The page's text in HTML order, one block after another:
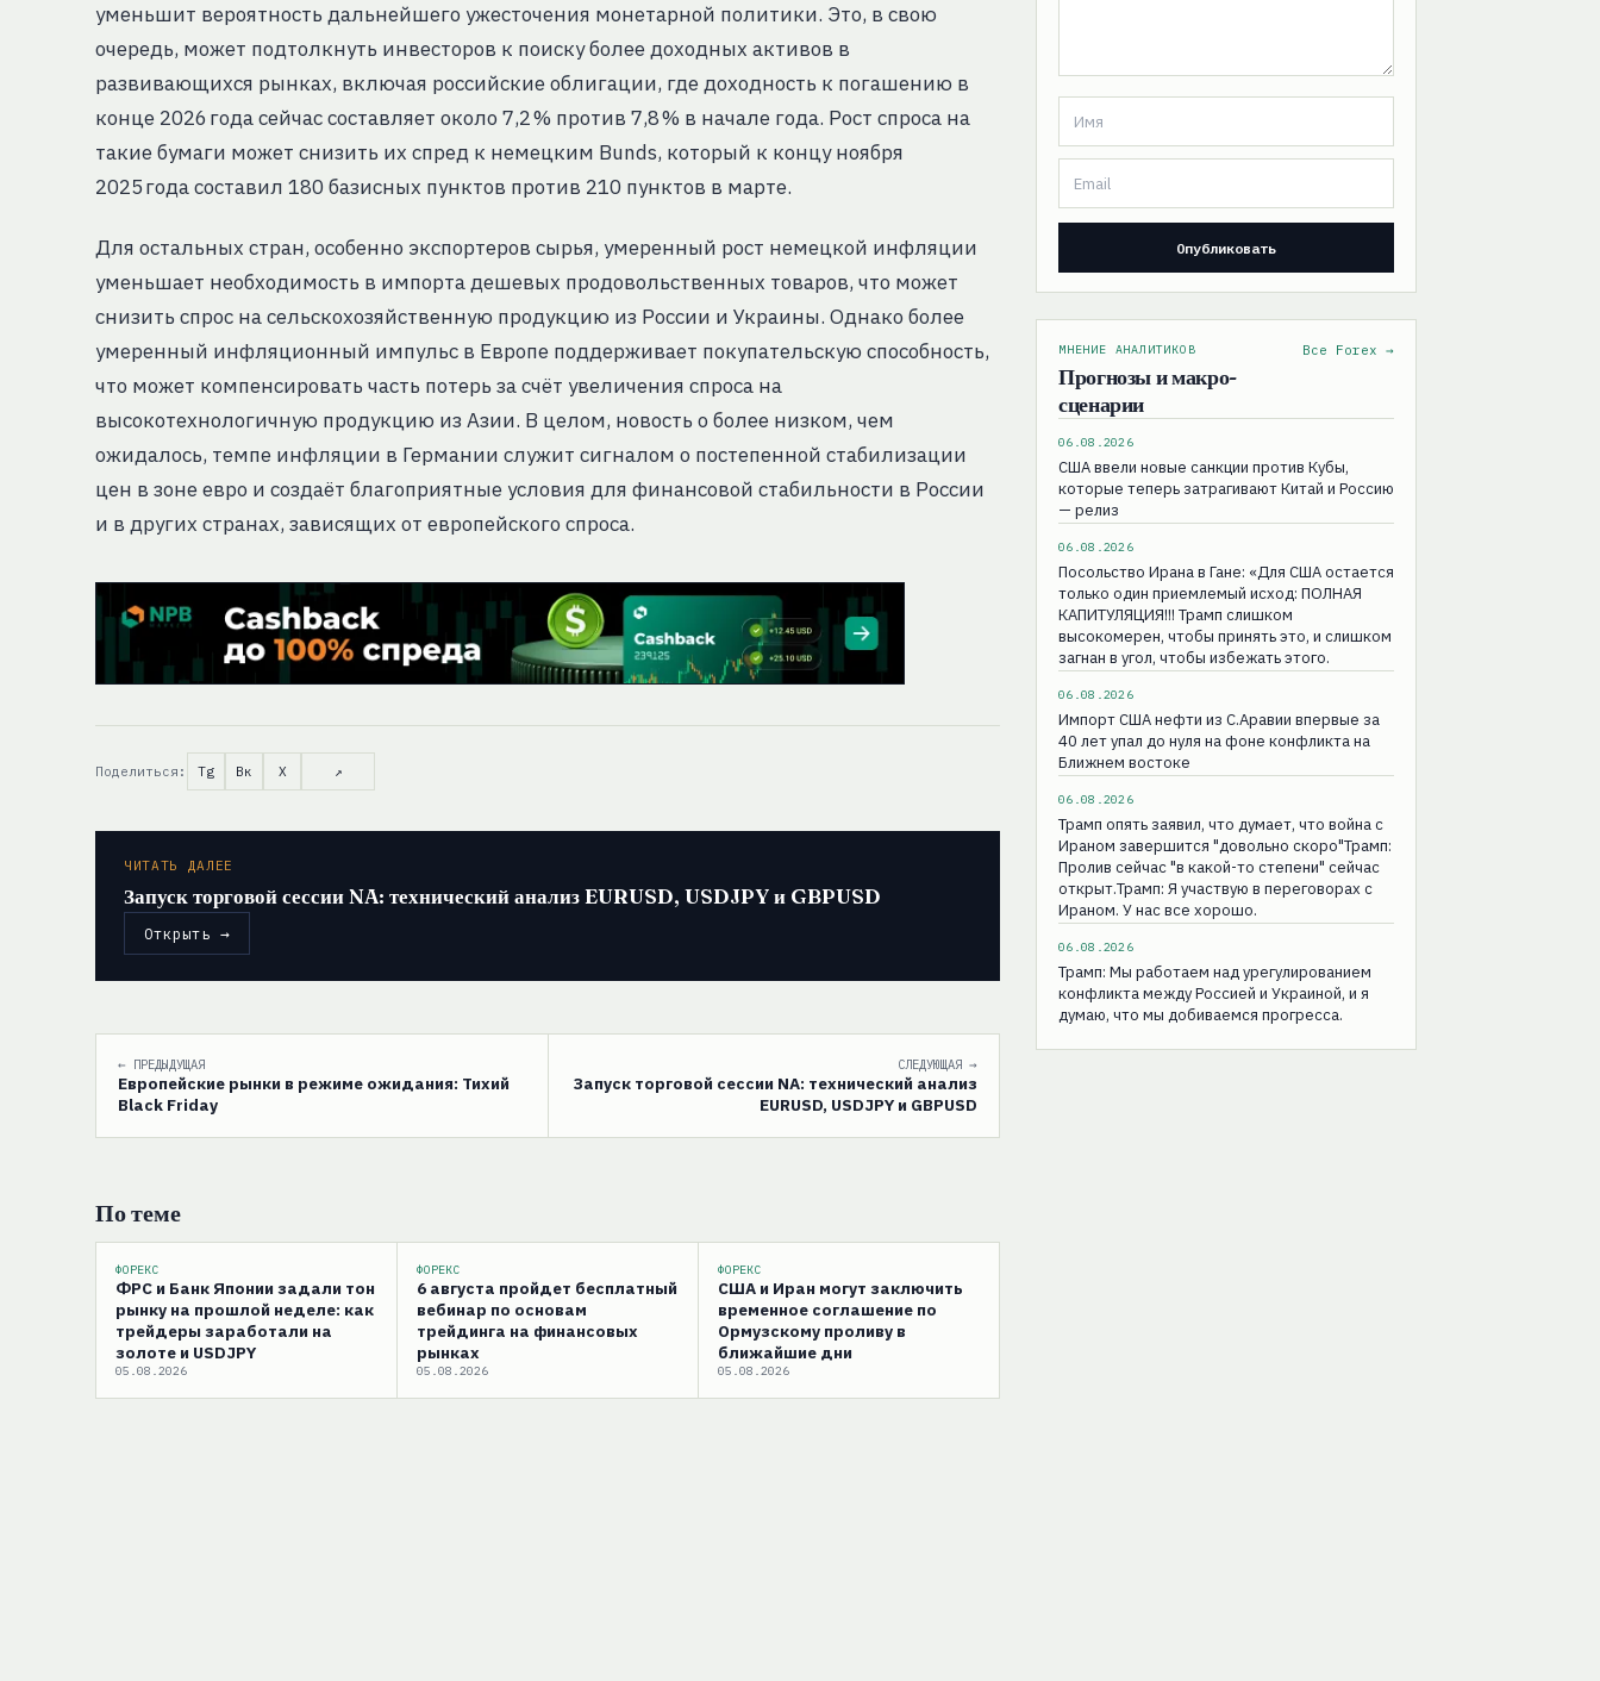
уменьшит вероятность дальнейшего ужесточения монетарной политики. Это, в свою
очередь, может подтолкнуть инвесторов к поиску более доходных активов в
развивающихся рынках, включая российские облигации, где доходность к погашению в
конце 2026 года сейчас составляет около 7,2 % против 7,8 % в начале года. Рост спроса на
такие бумаги может снизить их спред к немецким Bunds, который к концу ноября
2025 года составил 180 базисных пунктов против 210 пунктов в марте.
Для остальных стран, особенно экспортеров сырья, умеренный рост немецкой инфляции
уменьшает необходимость в импорта дешевых продовольственных товаров, что может
снизить спрос на сельскохозяйственную продукцию из России и Украины. Однако более
умеренный инфляционный импульс в Европе поддерживает покупательскую способность,
что может компенсировать часть потерь за счёт увеличения спроса на
высокотехнологичную продукцию из Азии. В целом, новость о более низком, чем
ожидалось, темпе инфляции в Германии служит сигналом о постепенной стабилизации
цен в зоне евро и создаёт благоприятные условия для финансовой стабильности в России
и в других странах, зависящих от европейского спроса.
Поделиться: Tg Вк X ↗
ЧИТАТЬ ДАЛЕЕ
Запуск торговой сессии NA: технический анализ EURUSD, USDJPY и GBPUSD
Открыть →
← ПРЕДЫДУЩАЯ
Европейские рынки в режиме ожидания: Тихий
Black Friday
СЛЕДУЮЩАЯ →
Запуск торговой сессии NA: технический анализ
EURUSD, USDJPY и GBPUSD
По теме
ФОРЕКС
ФРС и Банк Японии задали тон
рынку на прошлой неделе: как
трейдеры заработали на
золоте и USDJPY
05.08.2026
ФОРЕКС
6 августа пройдет бесплатный
вебинар по основам
трейдинга на финансовых
рынках
05.08.2026
ФОРЕКС
США и Иран могут заключить
временное соглашение по
Ормузскому проливу в
ближайшие дни
05.08.2026
МНЕНИЕ АНАЛИТИКОВ
Прогнозы и макро-
сценарии
Все Forex →
06.08.2026
США ввели новые санкции против Кубы,
которые теперь затрагивают Китай и Россию
— релиз
06.08.2026
Посольство Ирана в Гане: «Для США остаeтся
только один приемлемый исход: ПОЛНАЯ
КАПИТУЛЯЦИЯ!!! Трамп слишком
высокомерен, чтобы принять это, и слишком
загнан в угол, чтобы избежать этого.
06.08.2026
Импорт США нефти из С.Аравии впервые за
40 лет упал до нуля на фоне конфликта на
Ближнем востоке
06.08.2026
Трамп опять заявил, что думает, что война с
Ираном завершится "довольно скоро"Трамп:
Пролив сейчас "в какой-то степени" сейчас
открыт.Трамп: Я участвую в переговорах с
Ираном. У нас все хорошо.
06.08.2026
Трамп: Мы работаем над урегулированием
конфликта между Россией и Украиной, и я
думаю, что мы добиваемся прогресса.